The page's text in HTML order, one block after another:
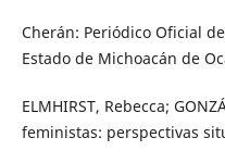
Cherán: Periódico Oficial
Estado de Michoacán de
ELMHIRST, Rebecca;
feministas: perspectivas